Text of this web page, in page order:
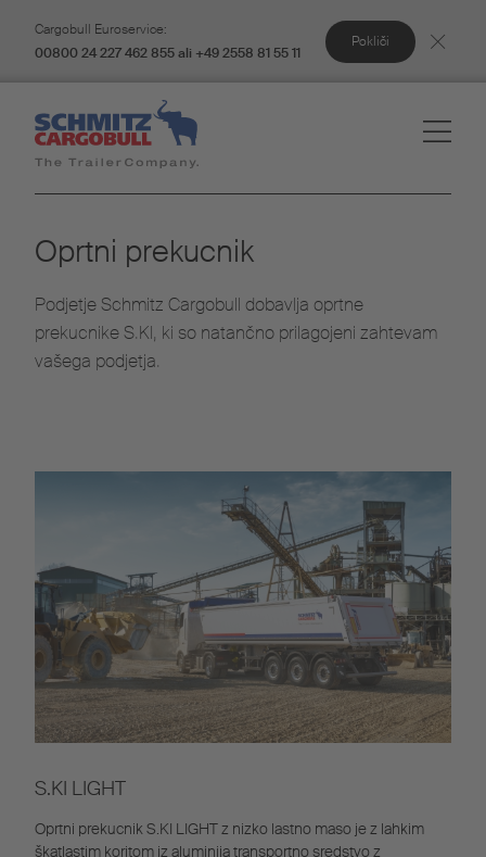
Cargobull Euroservice:
00800 24 227 462 855 ali +49 2558 81 55 11
Pokliči
Oprtni prekucnik
Podjetje Schmitz Cargobull dobavlja oprtne
prekucnike S.KI, ki so natančno prilagojeni zahtevam
vašega podjetja.
S.KI LIGHT
Oprtni prekucnik S.KI LIGHT z nizko lastno maso je z lahkim
škatlastim koritom iz aluminija transportno sredstvo z